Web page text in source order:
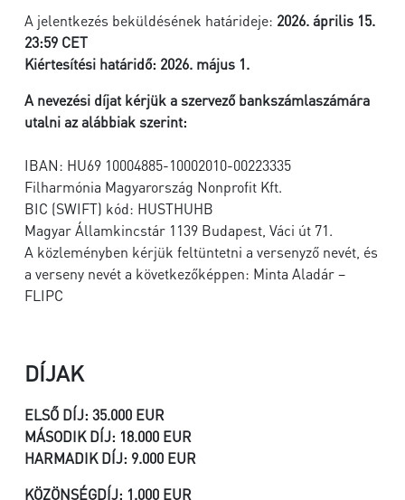
A jelentkezés beküldésének határideje: 2026. április 15.
23:59 CET
Kiértesítési határidő: 2026. május 1.
A nevezési díjat kérjük a szervező bankszámlaszámára
utalni az alábbiak szerint:
IBAN: HU69 10004885-10002010-00223335
Filharmónia Magyarország Nonprofit Kft.
BIC (SWIFT) kód: HUSTHUHB
Magyar Államkincstár 1139 Budapest, Váci út 71.
A közleményben kérjük feltüntetni a versenyző nevét, és
a verseny nevét a következőképpen: Minta Aladár –
FLIPC
DÍJAK
ELSŐ DÍJ: 35.000 EUR
MÁSODIK DÍJ: 18.000 EUR
HARMADIK DÍJ: 9.000 EUR
KÖZÖNSÉGDÍJ: 1.000 EUR